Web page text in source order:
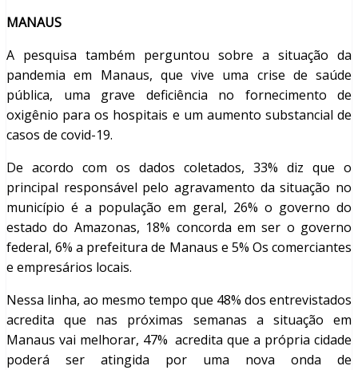
MANAUS
A pesquisa também perguntou sobre a situação da
pandemia em Manaus, que vive uma crise de saúde
pública, uma grave deficiência no fornecimento de
oxigênio para os hospitais e um aumento substancial de
casos de covid-19.
De acordo com os dados coletados, 33% diz que o
principal responsável pelo agravamento da situação no
município é a população em geral, 26% o governo do
estado do Amazonas, 18% concorda em ser o governo
federal, 6% a prefeitura de Manaus e 5% Os comerciantes
e empresários locais.
Nessa linha, ao mesmo tempo que 48% dos entrevistados
acredita que nas próximas semanas a situação em
Manaus vai melhorar, 47% acredita que a própria cidade
poderá ser atingida por uma nova onda de